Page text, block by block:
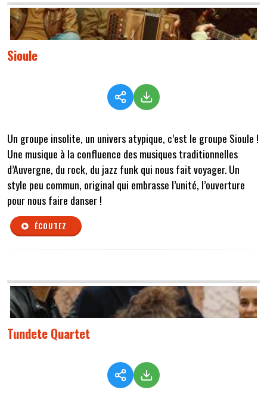
Sioule
Un groupe insolite, un univers atypique, c’est le groupe Sioule !
Une musique à la confluence des musiques traditionnelles
d’Auvergne, du rock, du jazz funk qui nous fait voyager. Un
style peu commun, original qui embrasse l’unité, l’ouverture
pour nous faire danser !
ÉCOUTEZ
Tundete Quartet